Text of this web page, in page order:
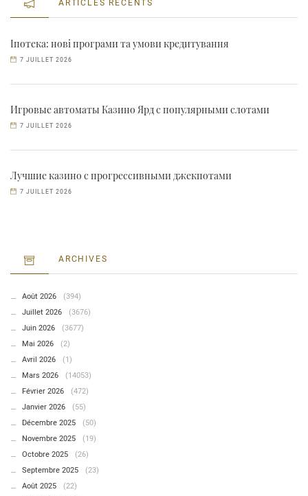
ARTICLES RÉCENTS
Іпотека: нові програми та умови кредитування
7 JUILLET 2026
Игровые автоматы Казино Ярд с популярными слотами
7 JUILLET 2026
Лучшие казино с прогрессивными джекпотами
7 JUILLET 2026
ARCHIVES
Août 2026
(394)
Juillet 2026
(3676)
Juin 2026
(3677)
Mai 2026
(2)
Avril 2026
(1)
Mars 2026
(14053)
Février 2026
(472)
Janvier 2026
(55)
Décembre 2025
(50)
Novembre 2025
(19)
Octobre 2025
(26)
Septembre 2025
(23)
Août 2025
(22)